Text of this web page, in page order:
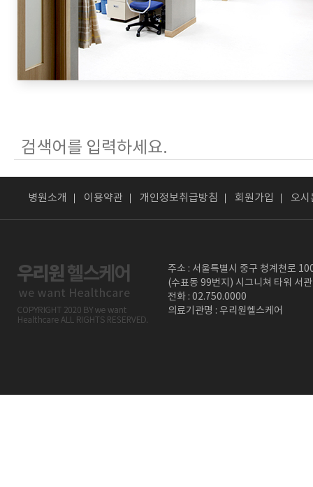
병원소개 이용약관 개인정보취급방침 회원가입 오시
주소 : 서울특별시 중구 청계천로
(수표동 99번지) 시그니쳐 타워 서
전화 : 02.750.0000
의료기관명 : 우리원헬스케어